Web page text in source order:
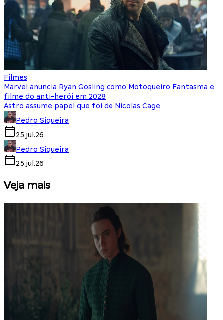
Filmes
Marvel anuncia Ryan Gosling como Motoqueiro Fantasma e
filme do anti-herói em 2028
Astro assume papel que foi de Nicolas Cage
Pedro Siqueira
25.jul.26
Pedro Siqueira
25.jul.26
Veja mais